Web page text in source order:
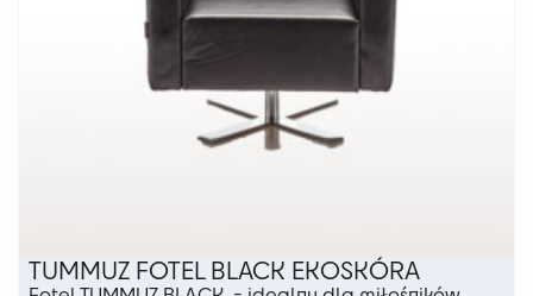
TUMMUZ FOTEL BLACK EKOSKÓRA